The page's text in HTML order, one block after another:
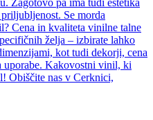
Se morda
Cena in kvaliteta vinilne talne
želja – izbirate lahko
kot tudi dekorji, cena
uporabe. Kakovostni vinil, ki
Obiščite nas v Cerknici,